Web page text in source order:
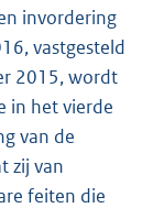
invordering
vastgesteld
2015, wordt
in het vierde
van de
zij van
feiten die